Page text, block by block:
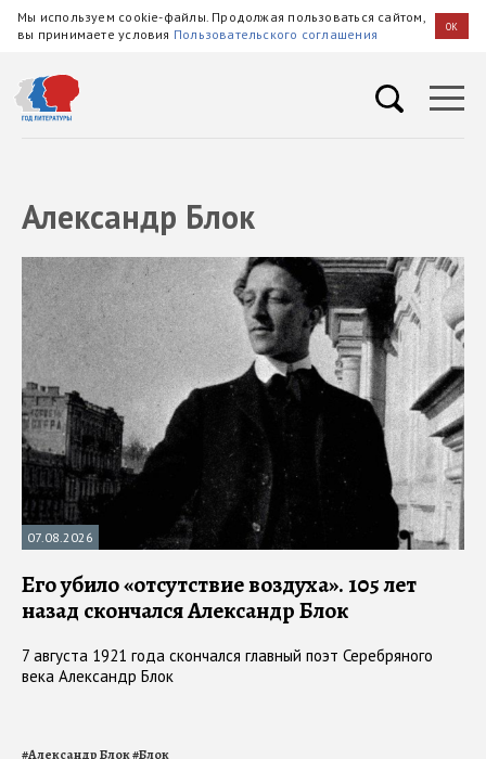
Мы используем cookie-файлы. Продолжая пользоваться сайтом,
вы принимаете условия Пользовательского соглашения OK
Александр Блок
07.08.2026
Его убило «отсутствие воздуха». 105 лет
назад скончался Александр Блок
7 августа 1921 года скончался главный поэт Серебряного
века Александр Блок
#Александр Блок#Блок